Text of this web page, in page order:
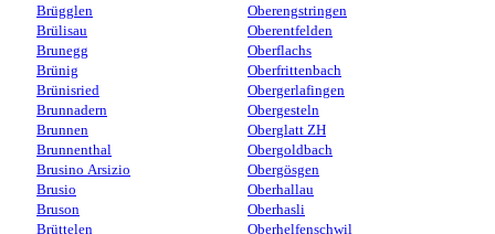
Brügglen
Brülisau
Brunegg
Brünig
Brünisried
Brunnadern
Brunnen
Brunnenthal
Brusino Arsizio
Brusio
Bruson
Brüttelen
Oberengstringen
Oberentfelden
Oberflachs
Oberfrittenbach
Obergerlafingen
Obergesteln
Oberglatt ZH
Obergoldbach
Obergösgen
Oberhallau
Oberhasli
Oberhelfenschwil